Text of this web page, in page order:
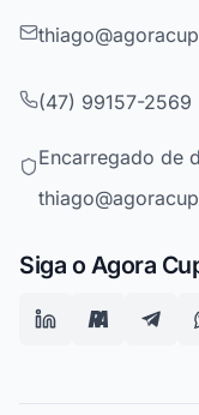
(47) 99157-2569
Encarregado de
Siga o Agora